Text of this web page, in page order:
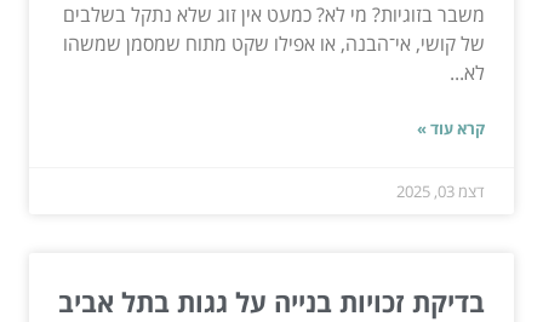
משבר בזוגיות? מי לא? כמעט אין זוג שלא נתקל בשלבים
של קושי, אי־הבנה, או אפילו שקט מתוח שמסמן שמשהו
לא...
קרא עוד »
דצמ 03, 2025
בדיקת זכויות בנייה על גגות בתל אביב